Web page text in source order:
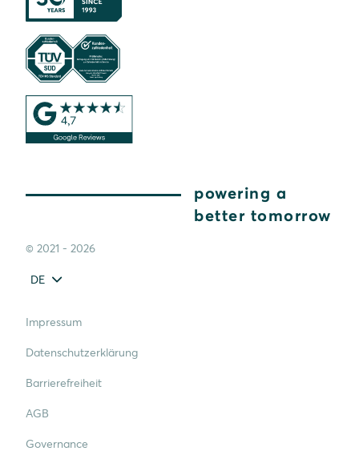
powering a
better tomorrow
© 2021 - 2026
DE
Impressum
Datenschutzerklärung
Barrierefreiheit
AGB
Governance